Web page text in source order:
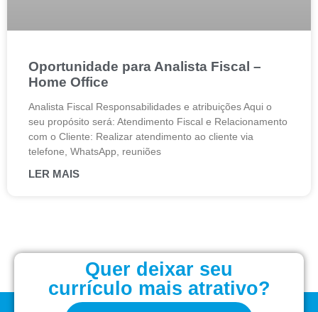
Oportunidade para Analista Fiscal –
Home Office
Analista Fiscal Responsabilidades e atribuições Aqui o
seu propósito será: Atendimento Fiscal e Relacionamento
com o Cliente: Realizar atendimento ao cliente via
telefone, WhatsApp, reuniões
LER MAIS
Quer deixar seu
currículo mais atrativo?